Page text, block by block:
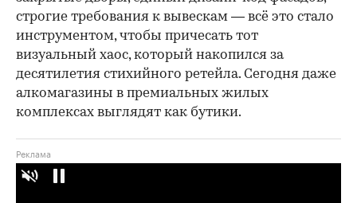
строгие требования к вывескам — всё это стало
инструментом, чтобы причесать тот
визуальный хаос, который накопился за
десятилетия стихийного ретейла. Сегодня даже
алкомагазины в премиальных жилых
комплексах выглядят как бутики.